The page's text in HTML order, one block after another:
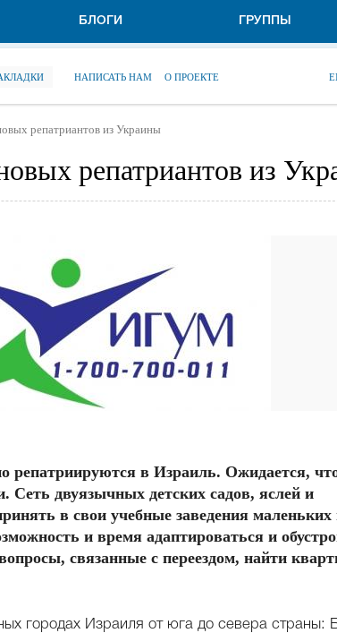
БЛОГИ ГРУППЫ
НАПИСАТЬ НАМ О ПРОЕКТЕ
репатриантов из Украины
репатриантов из
репатриируются в Израиль. Ожидается,
Сеть двуязычных детских садов, яслей и
в свои учебные заведения
и время адаптироваться и
связанные с переездом, найти
городах Израиля от юга до севера страны: